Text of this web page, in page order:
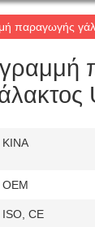
παραγωγής
ΚΙΝΑ
OEM
ISO, CE